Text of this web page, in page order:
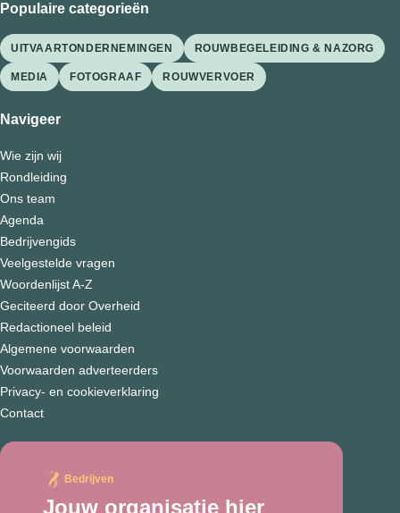
Populaire categorieën
UITVAARTONDERNEMINGEN ROUWBEGELEIDING & NAZORG
MEDIA FOTOGRAAF ROUWVERVOER
Navigeer
Wie zijn wij
Rondleiding
Ons team
Agenda
Bedrijvengids
Veelgestelde vragen
Woordenlijst A-Z
Geciteerd door Overheid
Redactioneel beleid
Algemene voorwaarden
Voorwaarden adverteerders
Privacy- en cookieverklaring
Contact
Bedrijven
Jouw organisatie hier